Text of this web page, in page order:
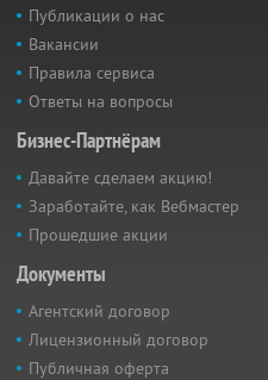
Публикации о нас
Вакансии
Правила сервиса
Ответы на вопросы
Бизнес-Партнёрам
Давайте сделаем акцию!
Заработайте, как Вебмастер
Прошедшие акции
Документы
Агентский договор
Лицензионный договор
Публичная оферта